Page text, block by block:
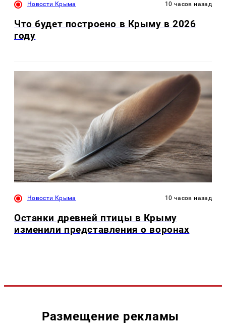
Новости Крыма 10 часов назад
Что будет построено в Крыму в 2026
году
Новости Крыма 10 часов назад
Останки древней птицы в Крыму
изменили представления о воронах
Размещение рекламы